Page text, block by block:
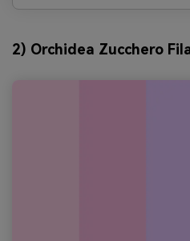
2) Orchidea Zucchero